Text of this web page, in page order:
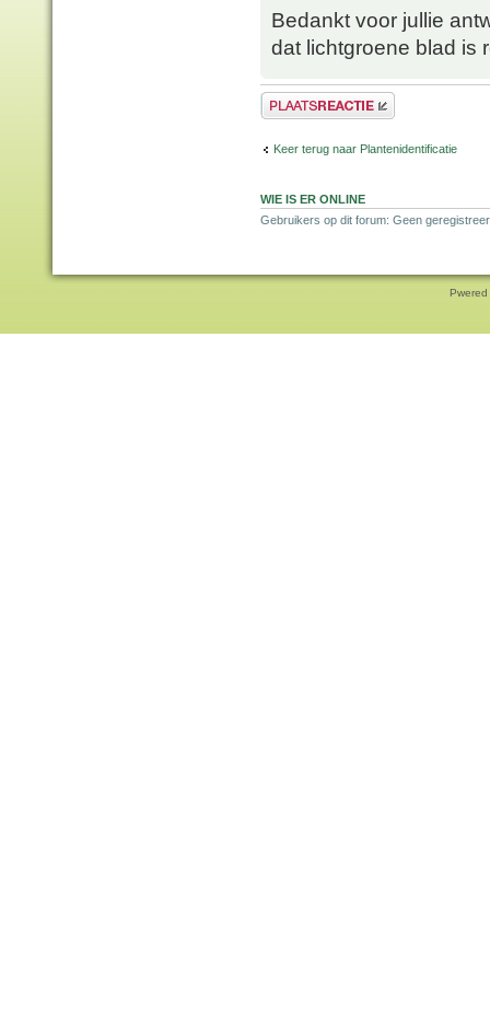
Bedankt voor jullie
dat lichtgroene blad is
Plaats een reactie
Keer terug naar Plantenidentificatie
WIE IS ER ONLINE
Gebruikers op dit forum: Geen